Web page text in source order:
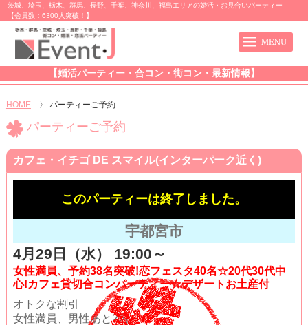
茨城、埼玉、栃木、群馬、長野、千葉、神奈川、福島エリアの婚活・お見合いパーティー
【会員数：6300人突破！】
【婚活パーティー・合コン・街コン・最新情報】
HOME 〉 パーティーご予約
パーティーご予約
カフェ・イチゴ DE スマイル(インターパーク近く)
このパーティーは終了しました。
宇都宮市
4月29日（水） 19:00～
女性満員、予約38名突破!恋フェスタ40名☆20代30代中
心!カフェ貸切合コンパーティー☆デザートお土産付
オトクな割引
女性満員、男性あと2名